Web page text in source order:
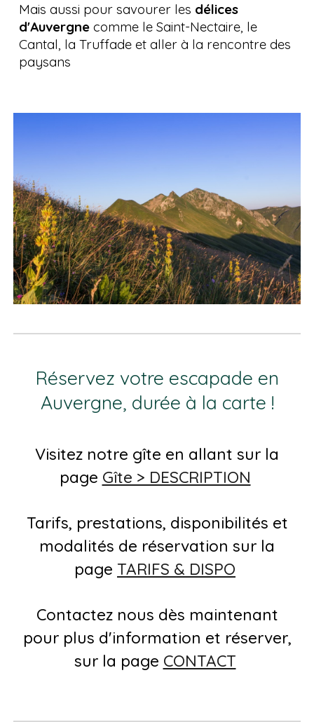
Mais aussi pour savourer les délices
d'Auvergne comme le Saint-Nectaire, le
Cantal, la Truffade et aller à la rencontre des
paysans
Réservez votre escapade en
Auvergne, durée à la carte !
Visitez notre gîte en allant sur la
page Gîte > DESCRIPTION
Tarifs, prestations, disponibilités et
modalités de réservation sur la
page TARIFS & DISPO
Contactez nous dès maintenant
pour plus d'information et réserver,
sur la page CONTACT